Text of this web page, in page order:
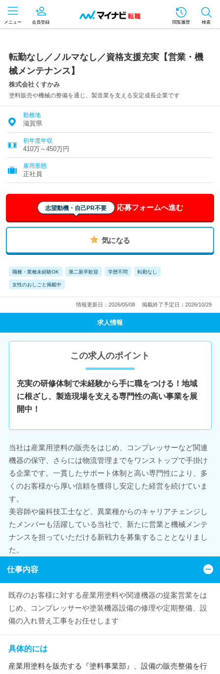
メニュー 会員登録 閲覧履歴 検索
転勤なし／ノルマなし／資格支援充実【営業・機
械メンテナンス】
株式会社くすかみ
塗料販売や機械の整備を通じ、製造業を支える安定成長企業です
勤務地
滋賀県
初年度年収
410万～450万円
雇用形態
正社員
志望動機・自己PR不要 応募フォームへ進む
気になる
職種・業種未経験OK 第二新卒歓迎 学歴不問 転勤なし
女性のおしごと掲載中
情報更新日：2026/05/08 掲載終了予定日：2026/10/29
求人情報
この求人のポイント
充実の研修体制で未経験から手に職をつける！地域
に根ざし、製造現場を支える専門性の高い事業を展
開中！
当社は産業用塗料の販売をはじめ、コンプレッサーなど関連
機器の保守、さらには物流管理までをワンストップで手掛け
る企業です。一貫したサポート体制と高い専門性により、多
くのお客様から厚い信頼を獲得し安定した経営を続けていま
す。
美容師や歯科技工士など、異業種からのキャリアチェンジし
たメンバーも活躍している当社で、新たに営業と機械メンテ
ナンスを担っていただける新戦力を募集することとなりまし
た。
仕事内容
既存のお客様に対する産業用塗料や関連機器の提案営業をは
じめ、コンプレッサーや塗装機器設備の修理や定期整備、設
備の入れ替え工事をお任せします
具体的には
産業用塗料を販売する『塗料事業部』、設備の販売整備を行